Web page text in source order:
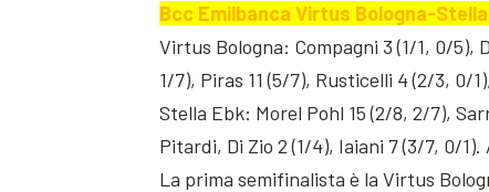
Bcc Emilbanca Virtus Bologna-
Virtus Bologna: Compagni 3 (1/1, 0/5),
1/7), Piras 11 (5/7), Rusticelli 4 (2/3, 0/
Stella Ebk: Morel Pohl 15 (2/8, 2/7),
Pitardi, Di Zio 2 (1/4), Iaiani 7 (3/7, 0/1).
La prima semifinalista è la Virtus